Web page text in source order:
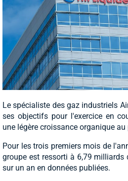
Le spécialiste des gaz industriels
ses objectifs pour l'exercice en
une légère croissance organique
Pour les trois premiers mois de
groupe est ressorti à 6,79 milliards
sur un an en données publiées.